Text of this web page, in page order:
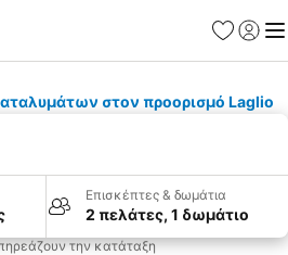
στον προορισμό Laglio
Επισκέπτες & δωμάτια
2 πελάτες, 1 δωμάτιο
την κατάταξη